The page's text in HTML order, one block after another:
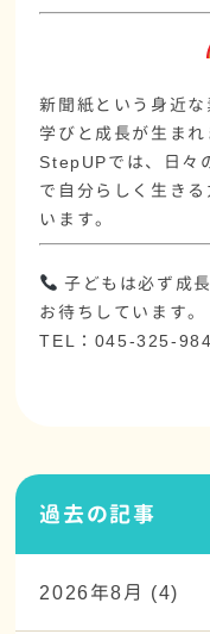
新聞紙という身近
学びと成長が生まれ
StepUPでは、日々
で自分らしく生きる
います。
子どもは必ず成
お待ちしています。
TEL：045-325-
過去の記事
2026年8月 (4)